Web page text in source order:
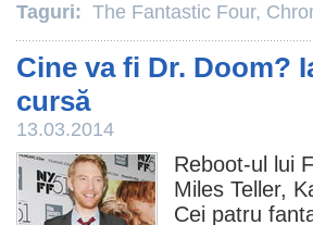
Taguri: The Fantastic Four,
Cine va fi Dr. Doom?
cursă
13.03.2014
Reboot-ul lui
Miles Teller,
Cei patru